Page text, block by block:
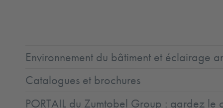
Environnement du bâtiment et éclairage
Catalogues et brochures
PORTAIL du Zumtobel Group : gardez le